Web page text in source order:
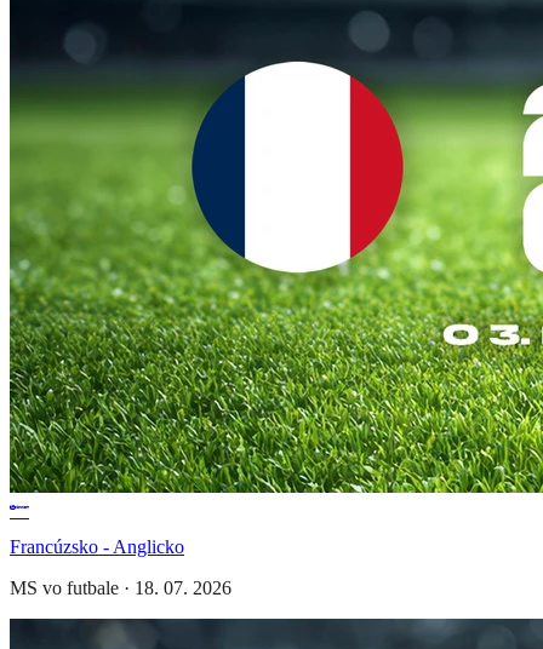
Francúzsko - Anglicko
MS vo futbale · 18. 07. 2026